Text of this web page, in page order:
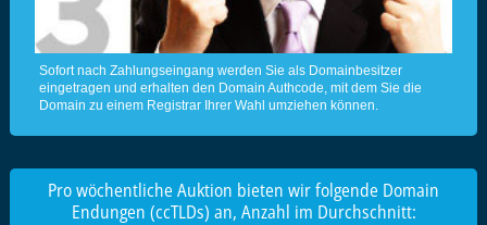
Sofort nach Zahlungseingang werden Sie als Domainbesitzer
eingetragen und erhalten den Domain Authcode, mit dem Sie die
Domain zu einem Registrar Ihrer Wahl umziehen können.
Pro wöchentliche Auktion bieten wir folgende Domain
Endungen (ccTLDs) an, Anzahl im Durchschnitt: